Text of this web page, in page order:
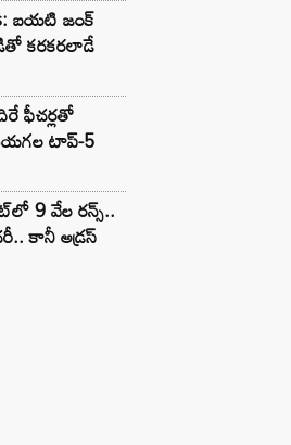
బయటి జంక్
కరకరలాడే
ఫీచర్లతో
టాప్-5
9 వేల రన్స్..
కానీ అడ్రస్